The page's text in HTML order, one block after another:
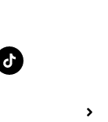
T
i
k